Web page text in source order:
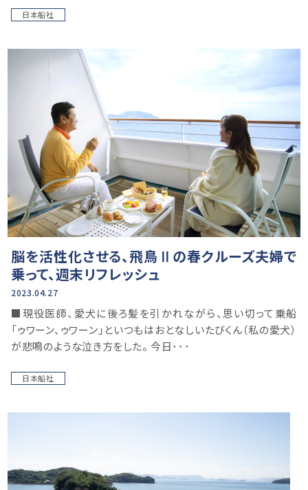
日本船社
脳を活性化させる、飛鳥Ⅱの春クルーズ夫婦で
乗って、週末リフレッシュ
2023.04.27
■現役医師、愛犬に後ろ髪を引かれながら、思い切って乗船
「ゥワーン、ゥワーン」といつもはおとなしいたびくん（私の愛犬）
が悲鳴のような泣き方をした。 今日･･･
日本船社